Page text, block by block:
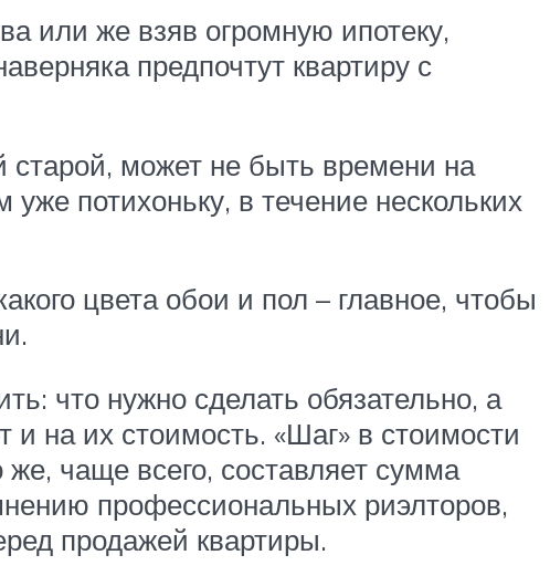
или же взяв огромную ипотеку,
предпочтут квартиру с
старой, может не быть времени на
потихоньку, в течение нескольких
цвета обои и пол – главное, чтобы
что нужно сделать обязательно, а
на их стоимость. «Шаг» в стоимости
чаще всего, составляет сумма
профессиональных риэлторов,
продажей квартиры.